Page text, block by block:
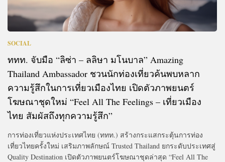
SOCIAL
ททท. จับมือ “ลิซ่า – ลลิษา มโนบาล” Amazing
Thailand Ambassador ชวนนักท่องเที่ยวค้นพบหลาก
ความรู้สึกในการเที่ยวเมืองไทย เปิดตัวภาพยนตร์
โฆษณาชุดใหม่ “Feel All The Feelings – เที่ยวเมือง
ไทย สัมผัสถึงทุกความรู้สึก”
การท่องเที่ยวแห่งประเทศไทย (ททท.) สร้างกระแสกระตุ้นการท่อง
เที่ยวไทยครั้งใหม่ เสริมภาพลักษณ์ Trusted Thailand ยกระดับประเทศสู่
Quality Destination เปิดตัวภาพยนตร์โฆษณาชุดล่าสุด “Feel All The